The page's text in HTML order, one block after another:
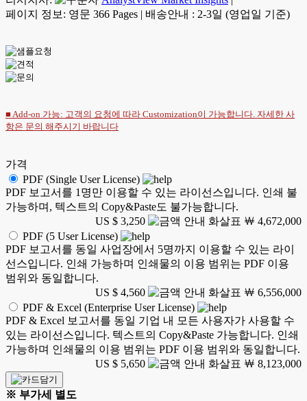
페이지 정보: 영문 366 Pages | 배송안내 : 2-3일 (영업일 기준)
■ Add-on 가능: 고객의 요청에 따라 Customization이 가능합니다. 자세한 사
항은 문의 해주시기 바랍니다
가격
PDF (Single User License)
PDF 보고서를 1명만 이용할 수 있는 라이선스입니다. 인쇄 불
가능하며, 텍스트의 Copy&Paste도 불가능합니다.
US $ 3,250
￦ 4,672,000
PDF (5 User License)
PDF 보고서를 동일 사업장에서 5명까지 이용할 수 있는 라이
선스입니다. 인쇄 가능하며 인쇄물의 이용 범위는 PDF 이용
범위와 동일합니다.
US $ 4,560
￦ 6,556,000
PDF & Excel (Enterprise User License)
PDF & Excel 보고서를 동일 기업 내 모든 사용자가 사용할 수
있는 라이선스입니다. 텍스트의 Copy&Paste 가능합니다. 인쇄
가능하며 인쇄물의 이용 범위는 PDF 이용 범위와 동일합니다.
US $ 5,650
￦ 8,123,000
※ 부가세 별도